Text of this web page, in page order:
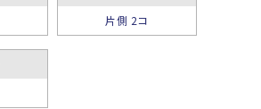
片側 2コ